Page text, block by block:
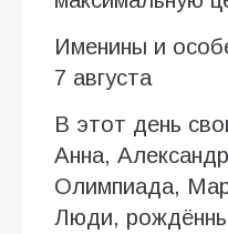
Именины и
7 августа
В этот день
Анна,
Олимпиада,
Люди,